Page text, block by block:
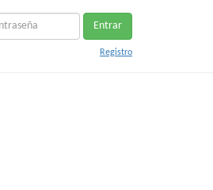
Entrar
Registro